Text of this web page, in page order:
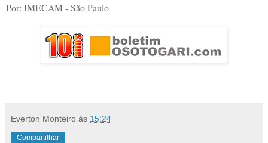
Por: IMECAM - São Paulo
Everton Monteiro às 15:24
Compartilhar